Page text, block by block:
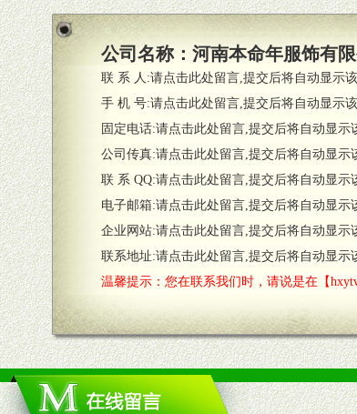
2、根据具体情况公司给予必要市场支持。
3、根据市场需要，派驻区域销售人员全程跟踪服务，以确保产
4、根据市场情况公司给予专职或兼职的业务代表及终端导购支
五、退换货制度
1、给予前期市场操作一定比例退换货政策。
2、对于临期，滞销品给予一定比例调换政策。
六、服务优势
1、完善的信息服务咨询中心：本着对代理商负责的态度，我们
2、售后服务：突发性产品问题或消费者意见反馈，我们予以及
3、我们时刻整理各区销售情况，帮您诊断、分析市场，及时收
七、招商代理（全国各地）
1、认同我们的经营理念。
2、具备较好商业信誉和资金实力。
3、具备区域内良好的终端网点和销售渠道。
4、具备一定业务团队能力覆盖区域的流通渠道，孕婴童渠道
5、具备较强的市场操作意识，投入意识和配合意识。
公司名称： 河南本命年服饰有限
联 系 人:请点击此处留言,提交后将自动显示
手 机 号:请点击此处留言,提交后将自动显示
固定电话:请点击此处留言,提交后将自动显示
公司传真:请点击此处留言,提交后将自动显示
联 系 QQ:请点击此处留言,提交后将自动显示
电子邮箱:请点击此处留言,提交后将自动显示
企业网站:请点击此处留言,提交后将自动显示
联系地址:请点击此处留言,提交后将自动显示
温馨提示：您在联系我们时，请说是在【